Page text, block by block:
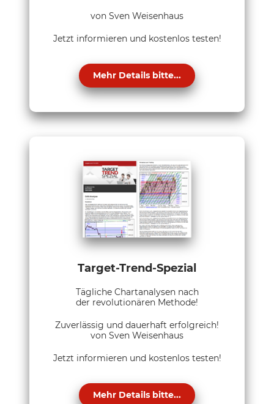
von Sven Weisenhaus
Jetzt informieren und kostenlos testen!
Mehr Details bitte...
Target-Trend-Spezial
Tägliche Chartanalysen nach
der revolutionären Methode!
Zuverlässig und dauerhaft erfolgreich!
von Sven Weisenhaus
Jetzt informieren und kostenlos testen!
Mehr Details bitte...